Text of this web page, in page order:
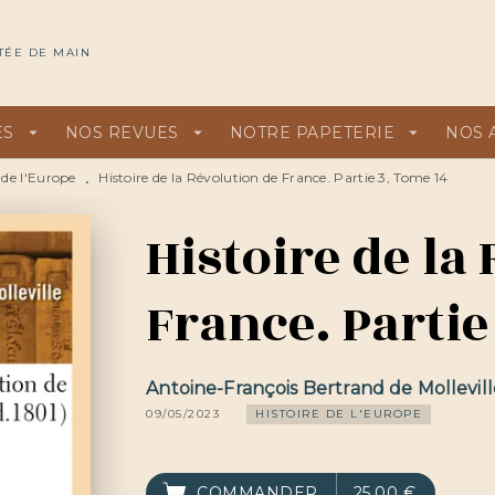
DE MAIN
arrow_drop_down NOS REVUES arrow_drop_down NOTRE PAPETERIE arrow_drop_down NOS
l'Europe • Histoire de la Révolution de France. Partie 3, Tome 14
Histoire de la
France. Partie
Antoine-François Bertrand de
09/05/2023 HISTOIRE DE L'EUROPE